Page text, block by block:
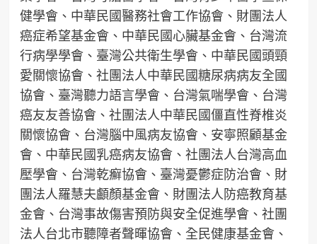
健學會、中華民國醫務社會工作協會、財團法人
癌症希望基金會、中華民國心臟基金會、台灣流
行病學學會、臺灣公共衛生學會、中華民國頭頸
愛關懷協會、社團法人中華民國糖尿病病友全國
協會、臺灣聽力語言學會、台灣氣喘學會、台灣
癌友友善協會、社團法人中華民國僵直性脊椎炎
關懷協會、台灣腦中風病友協會、安寧照顧基金
會、中華民國乳癌病友協會、社團法人台灣高血
壓學會、台灣乾癬協會、臺灣憂鬱症防治會、財
團法人羅慧夫顱顏基金會、財團法人防癌教育基
金會、台灣事故傷害預防與安全促進學會、社團
法人台北市聽障者聲暉協會、全民健康基金會、